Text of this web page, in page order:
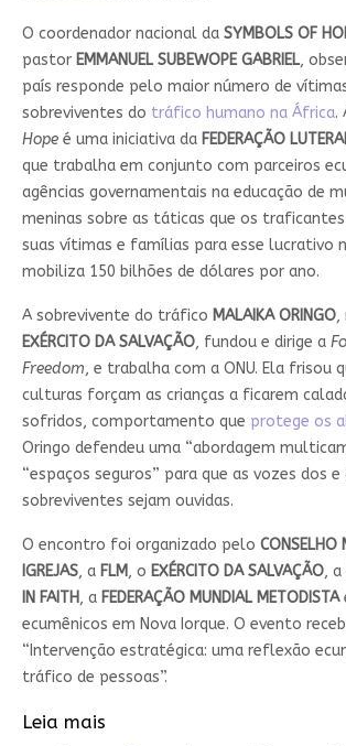
O coordenador nacional da SYMBOLS OF
pastor EMMANUEL SUBEWOPE GABRIEL,
país responde pelo maior número de
sobreviventes do tráfico humano na África.
Hopeé uma iniciativa da FEDERAÇÃO
que trabalha em conjunto com parceiros
agências governamentais na educação de
meninas sobre as táticas que os
suas vítimas e famílias para esse lucrativo
mobiliza 150 bilhões de dólares por ano.
A sobrevivente do tráfico MALAIKA ORINGO,
EXÉRCITO DA SALVAÇÃO, fundou e dirige a
Freedom, e trabalha com a ONU. Ela frisou
culturas forçam as crianças a ficarem
sofridos, comportamento que protege os
Oringo defendeu uma “abordagem
“espaços seguros” para que as vozes dos e
sobreviventes sejam ouvidas.
O encontro foi organizado pelo CONSELHO
IGREJAS, a FLM, o EXÉRCITO DA SALVAÇÃO, a
IN FAITH, a FEDERAÇÃO MUNDIAL METODISTA
ecumênicos em Nova Iorque. O evento
“Intervenção estratégica: uma reflexão
tráfico de pessoas”.
Leia mais